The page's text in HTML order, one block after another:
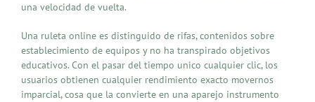
una velocidad de vuelta.
Una ruleta online es distinguido de rifas, contenidos sobre
establecimiento de equipos y no ha transpirado objetivos
educativos. Con el pasar del tiempo unico cualquier clic, los
usuarios obtienen cualquier rendimiento exacto movernos
imparcial, cosa que la convierte en una aparejo instrumento